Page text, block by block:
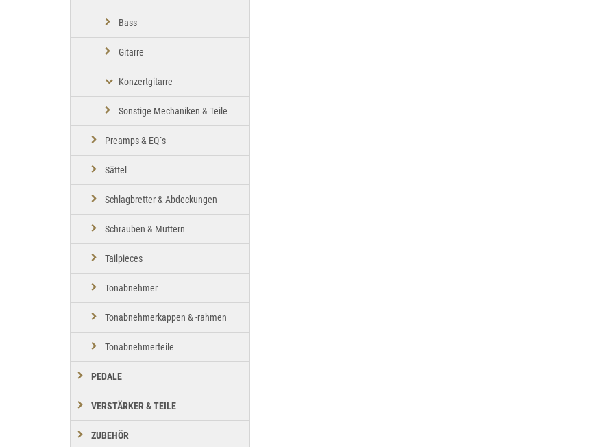
Bass
Gitarre
Konzertgitarre
Sonstige Mechaniken & Teile
Preamps & EQ´s
Sättel
Schlagbretter & Abdeckungen
Schrauben & Muttern
Tailpieces
Tonabnehmer
Tonabnehmerkappen & -rahmen
Tonabnehmerteile
PEDALE
VERSTÄRKER & TEILE
ZUBEHÖR